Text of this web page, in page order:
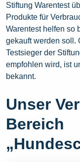
Stiftung Warentest
Produkte für
Warentest helfen so
gekauft werden soll.
Testsieger der
empfohlen wird, ist
bekannt.
Unser
Bereich